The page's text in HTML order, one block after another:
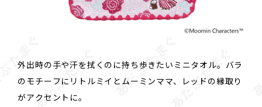
外出時の手や汗を拭くのに持ち歩きたいミニタオル。バラ
のモチーフにリトルミイとムーミンママ、レッドの縁取り
がアクセントに。